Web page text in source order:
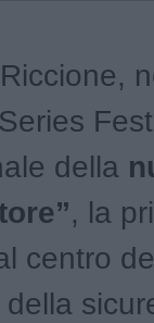
della
, la
centro